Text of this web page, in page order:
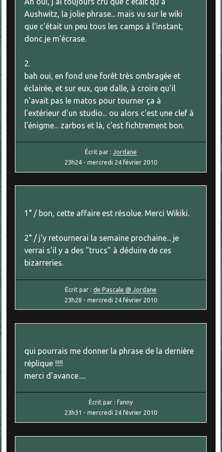
Aushwitz, la jolie phrase... mais vu sur le wiki
que c'était un peu tous les camps à l'instant,
donc je m'écrase.
2.
bah oui, en fond une forêt très ombragée et
éclairée, et sur eux, que dalle, à croire qu'il
n'avait pas le matos pour tourner ça à
l'extérieur d'un studio... ou alors c'est une clef à
l'énigme... zarbos et là, c'est fichtrement bon.
Écrit par :Jordane
23h24 -mercredi 24 février 2010
1° / bon, cette affaire est résolue. Merci Wikiki.
2° / j'y retournerai la semaine prochaine... je
verrai s'il y a des "trucs" à déduire de ces
bizarreries.
Écrit par :de Pascale @ Jordane
23h28 -mercredi 24 février 2010
qui pourrais me donner la phrase de la dernière
réplique !!!!
merci d'avance.....
Écrit par :fanny
23h31 -mercredi 24 février 2010